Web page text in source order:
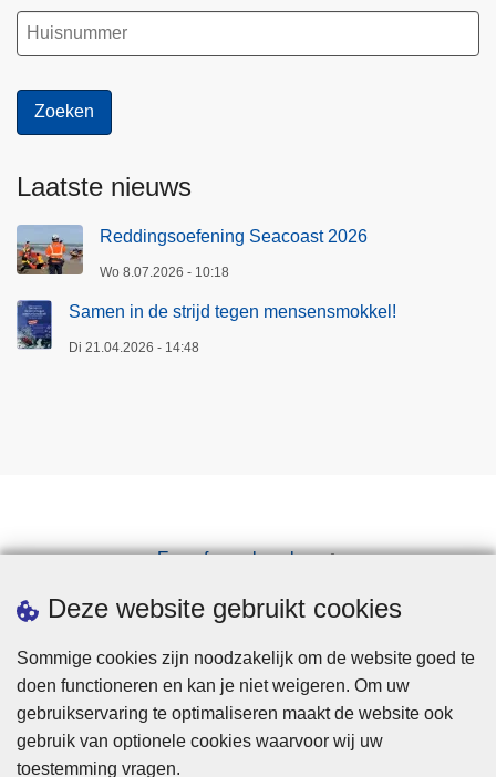
Deze website gebruikt cookies
Sommige cookies zijn noodzakelijk om de website goed te
doen functioneren en kan je niet weigeren. Om uw
gebruikservaring te optimaliseren maakt de website ook
gebruik van optionele cookies waarvoor wij uw
toestemming vragen.
Laatste nieuws
Reddingsoefening Seacoast 2026
Wo 8.07.2026 - 10:18
Samen in de strijd tegen mensensmokkel!
Di 21.04.2026 - 14:48
Een afspraak maken